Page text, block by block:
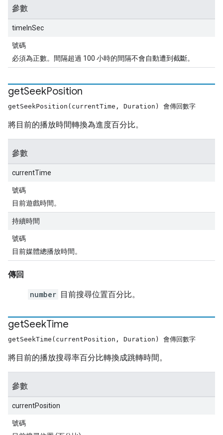
參數
timeInSec
號碼
必須為正數。間隔超過 100 小時的間隔不會自動遭到截斷。
getSeekPosition
getSeekPosition(currentTime, Duration) 會傳回數字
將目前的播放時間轉換為進度百分比。
參數
currentTime
號碼
目前遊戲時間。
持續時間
號碼
目前媒體總播放時間。
傳回
number 目前搜尋位置百分比。
getSeekTime
getSeekTime(currentPosition, Duration) 會傳回數字
將目前的播放搜尋率百分比轉換成跳轉時間。
參數
currentPosition
號碼